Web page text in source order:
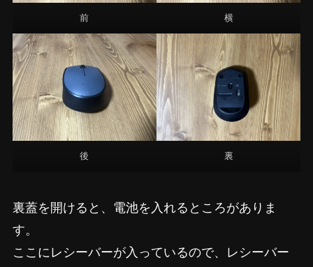
前 横
後 裏
裏蓋を開けると、電池を入れるところがありま
す。
ここにレシーバーが入っているので、レシーバー